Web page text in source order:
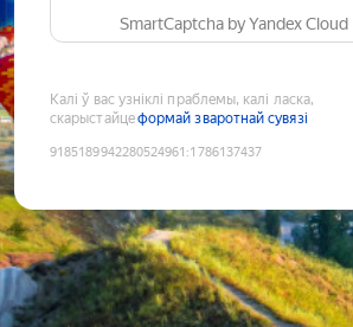
SmartCaptcha by Yandex Cloud
Калі ў вас узніклі праблемы, калі ласка,
скарыстайцеформай зваротнай сувязі
9185189942280524961 :1786137437